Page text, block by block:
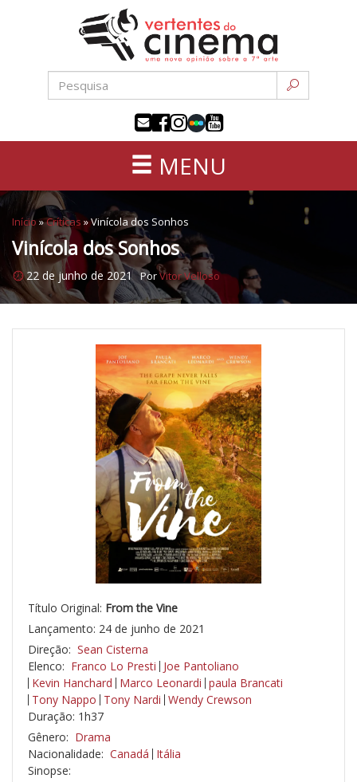
conteúdo
sétima
MENU
Início »Críticas »Vinícola dos Sonhos
Vinícola dos Sonhos
22 de junho de 2021 PorVitor Velloso
Título Original: From the Vine
Lançamento: 24 de junho de 2021
Direção: Sean Cisterna
Elenco: Franco Lo Presti Joe Pantoliano
Kevin Hanchard Marco Leonardi paula Brancati
Tony Nappo Tony Nardi Wendy Crewson
Duração: 1h37
Gênero: Drama
Nacionalidade: Canadá Itália
Sinopse: